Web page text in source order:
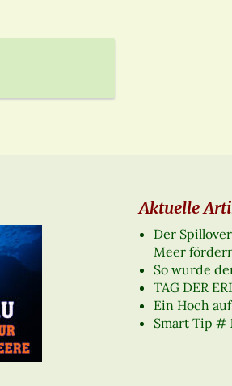
Aktuelle
Der
Meer
So wurde
TAG DER
Ein Hoch
Smart Tip #